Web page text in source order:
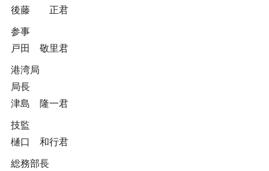
後藤 正君
参事
戸田 敬里君
港湾局
局長
津島 隆一君
技監
樋口 和行君
総務部長